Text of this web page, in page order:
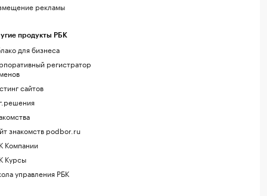
рекламы
продукты РБК
для бизнеса
регистратор
сайтов
знакомств podbor.ru
Компании
Курсы
управления РБК